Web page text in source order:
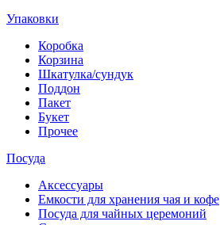
Упаковки
Коробка
Корзина
Шкатулка/сундук
Поддон
Пакет
Букет
Прочее
Посуда
Аксессуары
Емкости для хранения чая и кофе
Посуда для чайных церемоний